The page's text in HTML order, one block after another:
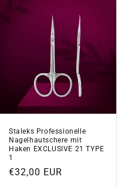
Staleks Professionelle
Nagelhautschere mit
Haken EXCLUSIVE 21 TYPE
1
Normaler
€32,00 EUR